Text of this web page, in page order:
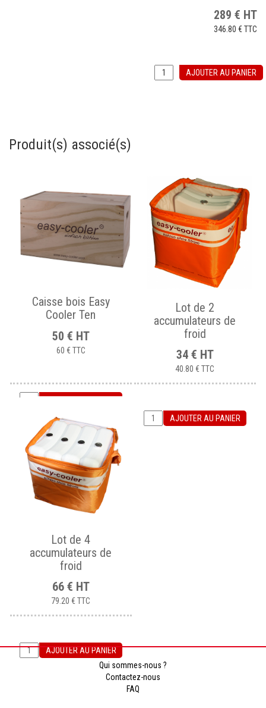
289 € HT
346.80 €TTC
AJOUTER AU PANIER
Produit(s) associé(s)
Caisse bois Easy
Cooler Ten
50 € HT
60 €TTC
Lot de 2
accumulateurs de
froid
34€ HT
40.80 €TTC
AJOUTER AU PANIER
Lot de 4
accumulateurs de
froid
66€ HT
79.20 €TTC
AJOUTER AU PANIER
Qui sommes-nous ?
Contactez-nous
FAQ